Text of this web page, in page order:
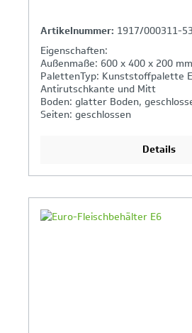
Artikelnummer: 1917/000311-
Eigenschaften:
Außenmaße: 600 x 400 x 200 mm
PalettenTyp: Kunststoffpalette
Antirutschkante und Mitt
Boden: glatter Boden,
Seiten: geschlossen
Details
Ihr Produktvergleich ist